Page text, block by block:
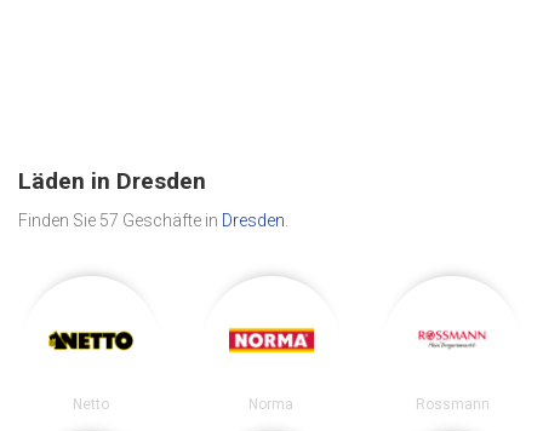
Läden in Dresden
Finden Sie 57 Geschäfte in Dresden.
Netto Norma Rossmann